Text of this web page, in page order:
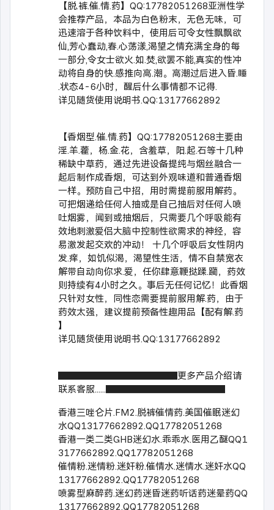
【脱.裤.催.情.药】QQ:17782051268亚洲性学
会推荐产品，本品为白色粉末，无色无味，可
迅速溶于各种饮料中，使用后可令女性飘飘欲
仙,芳心蠢动,春.心荡漾,渴望之情充满全身的每
一部分,令女士欲火.如.焚,欲罢不能,真实的性冲
动将自身的快.感推向高.潮。高潮过后进入昏.睡
.状态4-6小时，醒后什么事情都不记得.
详见随货使用说明书.QQ:13177662892
【香烟型.催.情.药】QQ:17782051268主要由
淫.羊.藿，杨.金.花，含羞草，阳.起.石等十几种
稀缺中草药，通过先进设备提纯与烟丝融合一
起后制作成香烟，可达到外观味道和普通香烟
一样。预防自己中招，用时需提前服用解药。
可把烟递给任何人抽或是自己抽后对任何人喷
吐烟雾，闻到或抽烟后，只需要几个呼吸能有
效地刺激爱侣大脑中控制性欲需求的神经，容
易激发起交欢的冲动！ 十几个呼吸后女性阴内
发.痒，如饥似渴，渴望性生活，情不自禁宽衣
解带自动向你求.爱，任你肆意鞭挞蹂.躏，药效
则持续有4小时之久。事后无任何记忆！此香烟
只针对女性，同性恋需要提前服用解.药，由于
药效太强，建议提前预备性趣用品【配有解.药
】
详见随货使用说明书.QQ:13177662892
▇▇▇▇▇▇▇▇▇▇▇▇▇更多产品介绍请
联系客服......▇▇▇▇▇▇▇▇▇▇▇▇▇
香港三唑仑片.FM2.脱裤催情药.美国催眠迷幻
水QQ13177662892.QQ17782051268
香港一类二类GHB迷幻水.乖乖水.医用乙醚QQ1
3177662892.QQ17782051268
催情粉.迷情粉.迷奸粉.催情水.迷情水.迷奸水QQ
13177662892.QQ17782051268
喷雾型麻醉药.迷幻药迷昏迷药听话药迷晕药QQ
13177662892.QQ17782051268